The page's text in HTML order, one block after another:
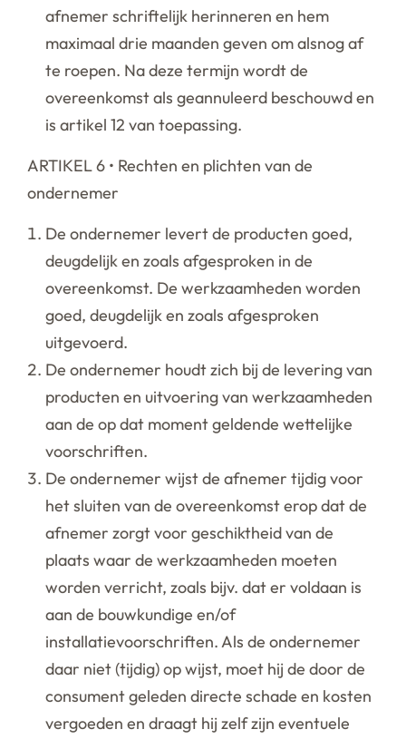
afnemer schriftelijk herinneren en hem
maximaal drie maanden geven om alsnog af
te roepen. Na deze termijn wordt de
overeenkomst als geannuleerd beschouwd en
is artikel 12 van toepassing.
ARTIKEL 6 • Rechten en plichten van de
ondernemer
De ondernemer levert de producten goed,
deugdelijk en zoals afgesproken in de
overeenkomst. De werkzaamheden worden
goed, deugdelijk en zoals afgesproken
uitgevoerd.
De ondernemer houdt zich bij de levering van
producten en uitvoering van werkzaamheden
aan de op dat moment geldende wettelijke
voorschriften.
De ondernemer wijst de afnemer tijdig voor
het sluiten van de overeenkomst erop dat de
afnemer zorgt voor geschiktheid van de
plaats waar de werkzaamheden moeten
worden verricht, zoals bijv. dat er voldaan is
aan de bouwkundige en/of
installatievoorschriften. Als de ondernemer
daar niet (tijdig) op wijst, moet hij de door de
consument geleden directe schade en kosten
vergoeden en draagt hij zelf zijn eventuele